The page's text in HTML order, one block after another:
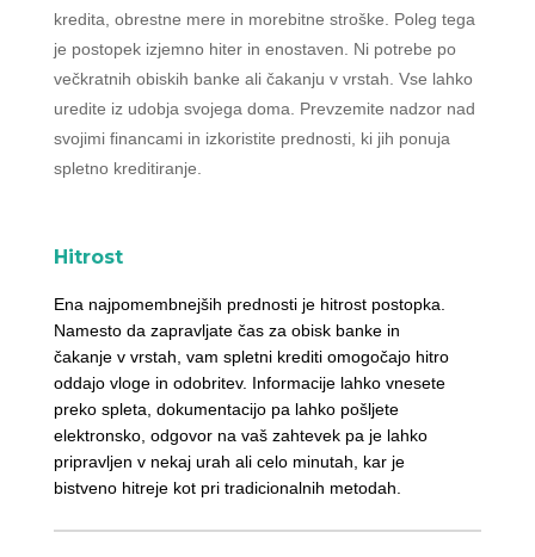
kredita, obrestne mere in morebitne stroške. Poleg tega
je postopek izjemno hiter in enostaven. Ni potrebe po
večkratnih obiskih banke ali čakanju v vrstah. Vse lahko
uredite iz udobja svojega doma. Prevzemite nadzor nad
svojimi financami in izkoristite prednosti, ki jih ponuja
spletno kreditiranje.
Hitrost
Ena najpomembnejših prednosti je hitrost postopka.
Namesto da zapravljate čas za obisk banke in
čakanje v vrstah, vam spletni krediti omogočajo hitro
oddajo vloge in odobritev. Informacije lahko vnesete
preko spleta, dokumentacijo pa lahko pošljete
elektronsko, odgovor na vaš zahtevek pa je lahko
pripravljen v nekaj urah ali celo minutah, kar je
bistveno hitreje kot pri tradicionalnih metodah.